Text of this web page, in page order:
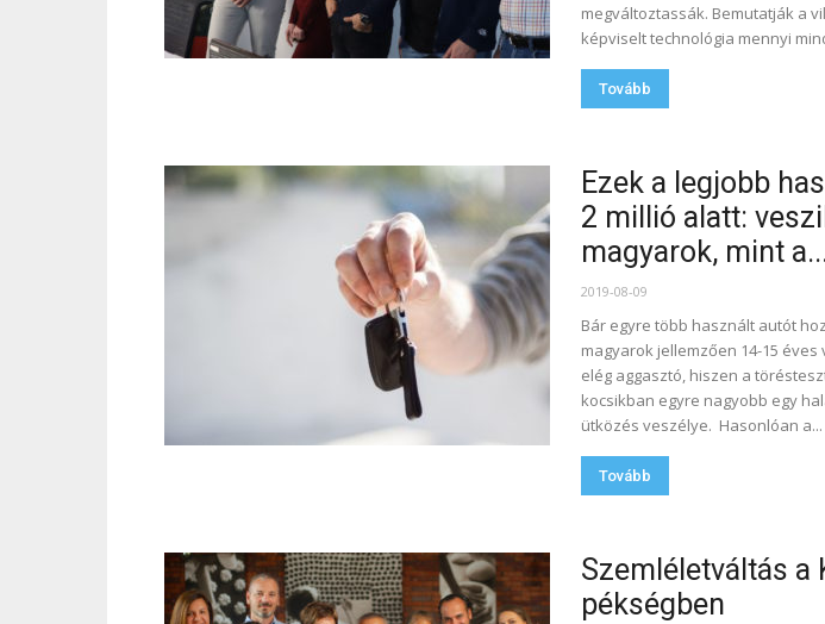
megváltoztassák. Bemutatják a
képviselt technológia mennyi
Tovább
Ezek a legjobb
2 millió alatt:
magyarok, mint
2019-08-09
Bár egyre több használt autót
magyarok jellemzően 14-15
elég aggasztó, hiszen a
kocsikban egyre nagyobb egy
ütközés veszélye. Hasonlóan a...
Tovább
Szemléletváltás a
pékségben